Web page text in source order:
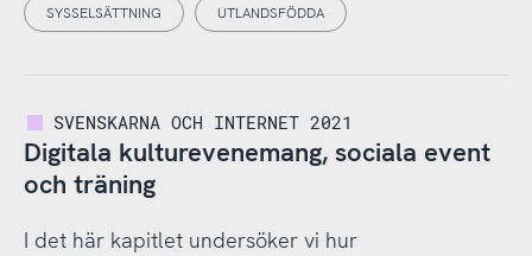
SYSSELSÄTTNING UTLANDSFÖDDA
SVENSKARNA OCH INTERNET 2021
Digitala kulturevenemang, sociala event
och träning
I det här kapitlet undersöker vi hur